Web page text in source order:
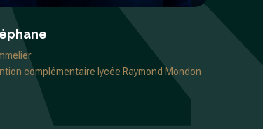
complémentaire lycée Raymond Mondon